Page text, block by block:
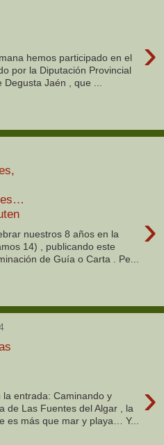
›
hemos participado en el
por la Diputación Provincial
Jaén , que ...
›
nuestros 8 años en la
14) , publicando este
de Guía o Carta . Pe...
›
entrada: Caminando y
de Las Fuentes del Algar , la
es más que mar y playa… Y...